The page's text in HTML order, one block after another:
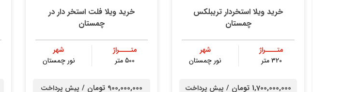
خرید ویلا استخردار تریبلکس
چمستان
متــــراژ
320 متر
شهر
نور چمستان
1,700,000,000 تومان / پیش پرداخت
خرید ویلا فلت استخر دار در
چمستان
متــــراژ
500 متر
شهر
نور چمستان
900,000,000 تومان / پیش پرداخت